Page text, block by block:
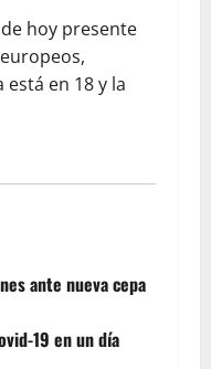
hoy presente
en 18 y la
ante nueva cepa
19 en un día